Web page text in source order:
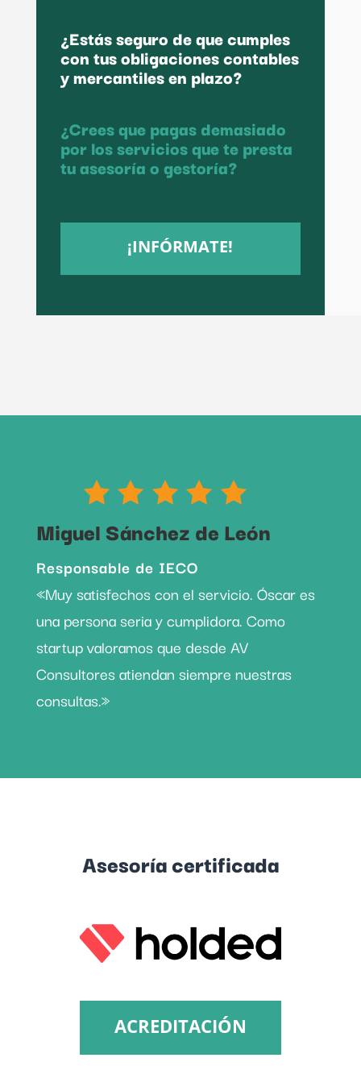
¿Estás seguro de que cumples
con tus obligaciones contables
y mercantiles en plazo?
¿Crees que pagas demasiado
por los servicios que te presta
tu asesoría o gestoría?
¡INFÓRMATE!
Miguel Sánchez de León
Responsable de IECO
«Muy satisfechos con el servicio. Óscar es
una persona seria y cumplidora. Como
startup valoramos que desde AV
Consultores atiendan siempre nuestras
consultas.»
Asesoría certificada
ACREDITACIÓN